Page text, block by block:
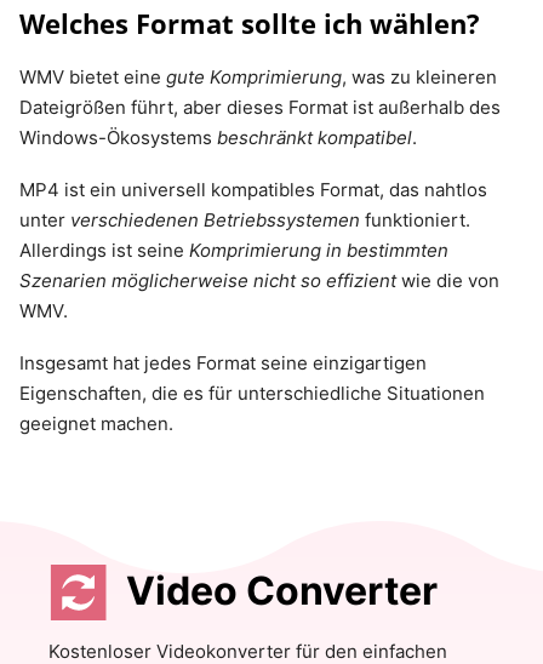
Welches Format sollte ich wählen?
WMV bietet eine gute Komprimierung, was zu kleineren
Dateigrößen führt, aber dieses Format ist außerhalb des
Windows-Ökosystems beschränkt kompatibel.
MP4 ist ein universell kompatibles Format, das nahtlos
unter verschiedenen Betriebssystemen funktioniert.
Allerdings ist seine Komprimierung in bestimmten
Szenarien möglicherweise nicht so effizientwie die von
WMV.
Insgesamt hat jedes Format seine einzigartigen
Eigenschaften, die es für unterschiedliche Situationen
geeignet machen.
Video Converter
Kostenloser Videokonverter für den einfachen